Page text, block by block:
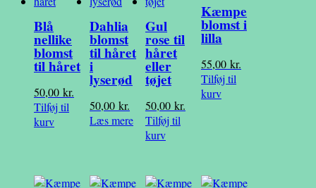
Blå
nellike
blomst
til håret
50,00 kr.
Tilføj til
kurv
Dahlia
blomst
til håret
i
lyserød
50,00 kr.
Læs mere
Gul
rose til
håret
eller
tøjet
50,00 kr.
Tilføj til
kurv
Kæmpe
blomst i
lilla
55,00 kr.
Tilføj til
kurv